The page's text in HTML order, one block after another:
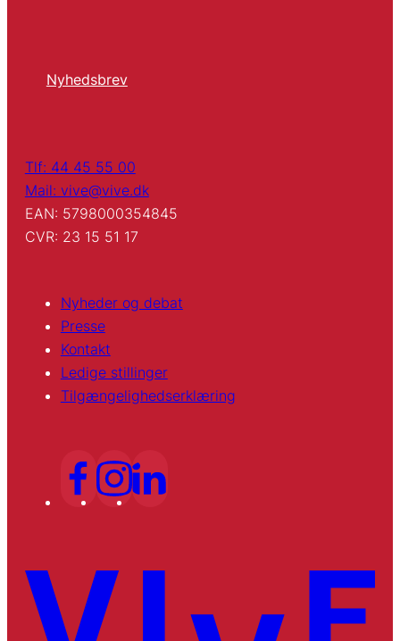
Nyhedsbrev
Tlf: 44 45 55 00
Mail: vive@vive.dk
EAN: 5798000354845
CVR: 23 15 51 17
Nyheder og debat
Presse
Kontakt
Ledige stillinger
Tilgængelighedserklæring